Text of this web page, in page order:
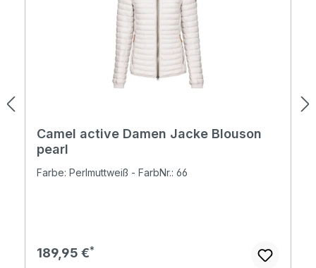
Camel active Damen Jacke Blouson
pearl
Farbe: Perlmuttweiß - FarbNr.: 66
Regulärer Preis:
189,95 €